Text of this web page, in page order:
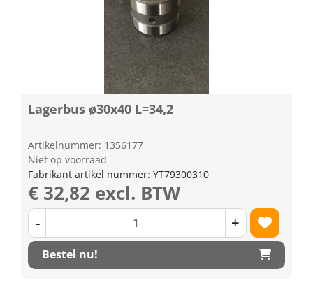
Lagerbus ø30x40 L=34,2
Artikelnummer: 1356177
Niet op voorraad
Fabrikant artikel nummer: YT79300310
€ 32,82 excl. BTW
- +
Bestel nu!